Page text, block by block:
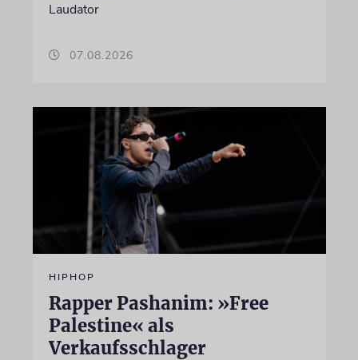
Laudator
07.08.2026
HIPHOP
Rapper Pashanim: »Free
Palestine« als
Verkaufsschlager